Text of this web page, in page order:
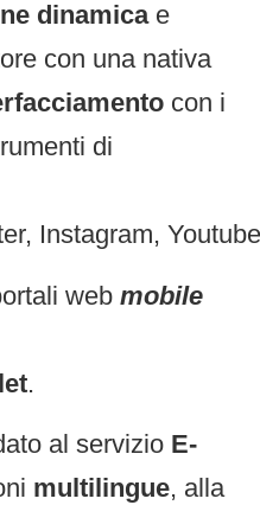
dinamicae
con una nativa
con i
di
Instagram,
web mobile
.
al servizio E-
multilingue, alla